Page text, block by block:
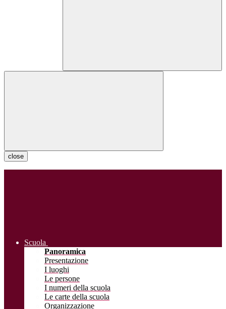
close
Scuola
Panoramica
Presentazione
I luoghi
Le persone
I numeri della scuola
Le carte della scuola
Organizzazione